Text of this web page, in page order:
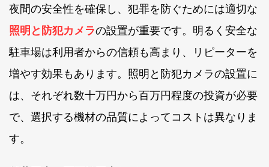
夜間の安全性を確保し、犯罪を防ぐためには適切な
照明と防犯カメラの設置が重要です。明るく安全な
駐車場は利用者からの信頼も高まり、リピーターを
増やす効果もあります。照明と防犯カメラの設置に
は、それぞれ数十万円から百万円程度の投資が必要
で、選択する機材の品質によってコストは異なりま
す。